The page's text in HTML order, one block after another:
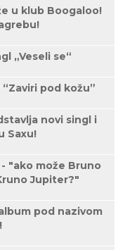
u klub Boogaloo!
„Veseli se“
pod kožu”
novi singl i
Saxu!
"ako može Bruno
Jupiter?"
pod nazivom